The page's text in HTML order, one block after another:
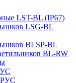
LST-BL (IP67)
LSG-BL
BLSP-BL
BL-RW